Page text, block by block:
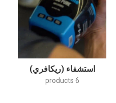
استشفاء (ريكافري)
6 products